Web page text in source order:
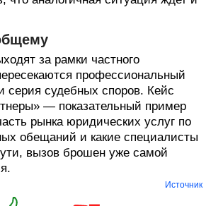
за рамки частного
профессиональный
серия судебных споров. Кейс
— показательный пример
рынка юридических услуг по
обещаний и какие специалисты
вызов брошен уже самой
Источник